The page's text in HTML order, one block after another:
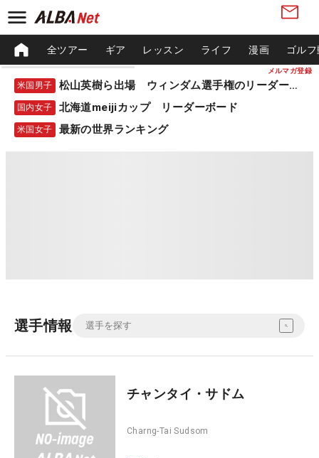
メルマガ登録
全ツアー ギア レッスン ライフ 漫画 ゴル
米国男子 松山英樹ら出場 ウィンダム選手権のリーダーボード
国内女子 北海道meijiカップ リーダーボード
米国女子 最新の世界ランキング
選手情報
チャンタイ・サドム
Charng-Tai Sudsom